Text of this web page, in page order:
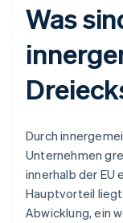
Was
Durch
Unternehmen
innerhalb der
Hauptvorteil
Abwicklung, ein